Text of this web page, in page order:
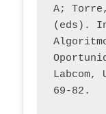
A;
(eds).
69-82.